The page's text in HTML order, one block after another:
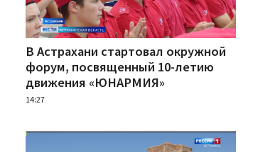
В Астрахани стартовал окружной
форум, посвященный 10-летию
движения «ЮНАРМИЯ»
14:27